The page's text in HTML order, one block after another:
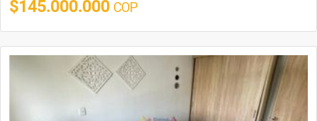
$145.000.000 COP